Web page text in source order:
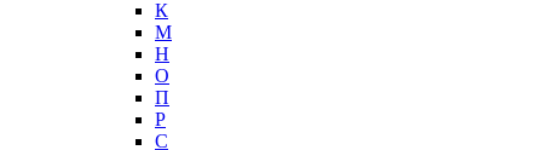
К
М
Н
О
П
Р
С